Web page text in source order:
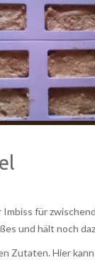
Imbiss für
und hält noch
Zutaten. Hier